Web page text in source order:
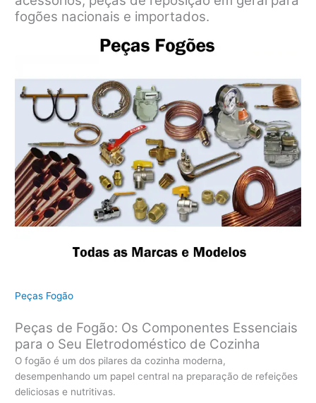
fogões nacionais e importados.
Peças Fogão
Peças de Fogão: Os Componentes Essenciais
para o Seu Eletrodoméstico de Cozinha
O fogão é um dos pilares da cozinha moderna,
desempenhando um papel central na preparação de refeições
deliciosas e nutritivas.